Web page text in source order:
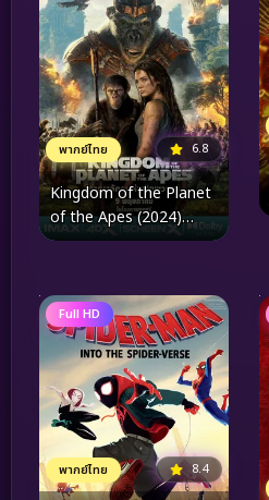
พากย์ไทย 6.8
Kingdom of the Planet
of the Apes (2024)
อาณาจักรแห่งพิภพวานร
Full HD
พากย์ไทย 8.4